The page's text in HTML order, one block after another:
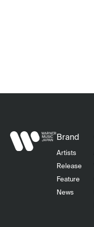
Brand
Artists
Release
Feature
News